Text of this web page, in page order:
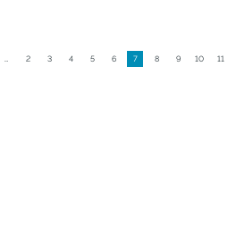
2 3 4 5 6 7 8 9 10 11